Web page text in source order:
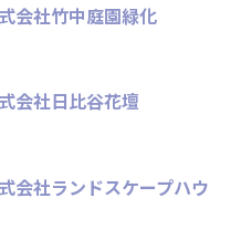
会社竹中庭園緑化
会社日比谷花壇
会社ランドスケープハウ